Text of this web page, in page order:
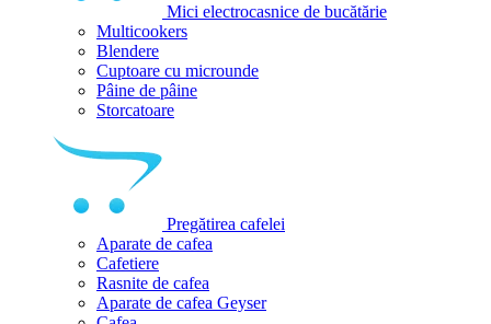
Mici electrocasnice de bucătărie
Multicookers
Blendere
Cuptoare cu microunde
Pâine de pâine
Storcatoare
Pregătirea cafelei
Aparate de cafea
Cafetiere
Rasnite de cafea
Aparate de cafea Geyser